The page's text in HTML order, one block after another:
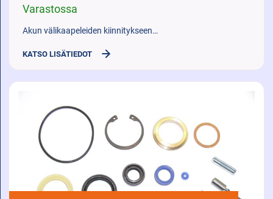
Varastossa
Akun välikaapeleiden kiinnitykseen…
KATSO LISÄTIEDOT